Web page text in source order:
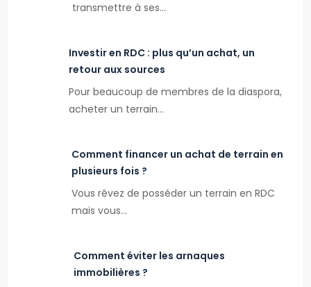
transmettre à ses…
Investir en RDC : plus qu’un achat, un
retour aux sources
Pour beaucoup de membres de la diaspora,
acheter un terrain…
Comment financer un achat de terrain en
plusieurs fois ?
Vous rêvez de posséder un terrain en RDC
mais vous…
Comment éviter les arnaques
immobilières ?